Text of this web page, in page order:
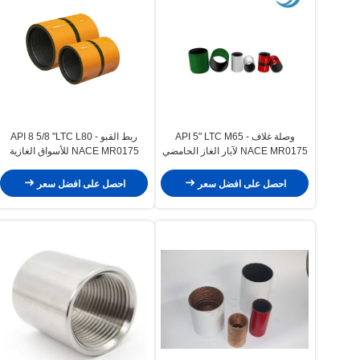
وصلة غلاف API 5" LTC M65 -
NACE MR0175 لآبار الغاز الحامضي
احصل على افضل سعر
ربط القبو API 8 5/8 "LTC L80 -
NACE MR0175 للأسواق الغازية
احصل على افضل سعر